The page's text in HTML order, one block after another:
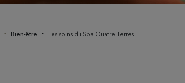
Bien-être Les soins du Spa Quatre Terres